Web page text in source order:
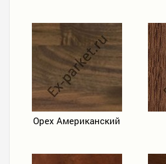
Орех Американский